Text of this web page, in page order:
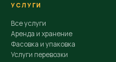
УСЛУГИ
Все услуги
Аренда и хранение
Фасовка и упаковка
Услуги перевозки